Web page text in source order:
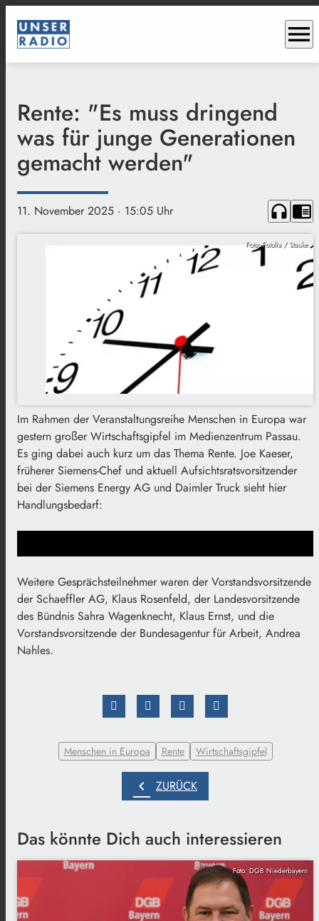
menu
Rente: "Es muss dringend
was für junge Generationen
gemacht werden"
11. November 2025 · 15:05 Uhr headphones chrome_reader_mode
Foto: Fotolia / Stauke
Im Rahmen der Veranstaltungsreihe Menschen in Europa war
gestern großer Wirtschaftsgipfel im Medienzentrum Passau.
Es ging dabei auch kurz um das Thema Rente. Joe Kaeser,
früherer Siemens-Chef und aktuell Aufsichtsratsvorsitzender
bei der Siemens Energy AG und Daimler Truck sieht hier
Handlungsbedarf:
Weitere Gesprächsteilnehmer waren der Vorstandsvorsitzende
der Schaeffler AG, Klaus Rosenfeld, der Landesvorsitzende
des Bündnis Sahra Wagenknecht, Klaus Ernst, und die
Vorstandsvorsitzende der Bundesagentur für Arbeit, Andrea
Nahles.
Menschen in Europa Rente Wirtschaftsgipfel
chevron_left ZURÜCK
Das könnte Dich auch interessieren
Foto: DGB Niederbayern